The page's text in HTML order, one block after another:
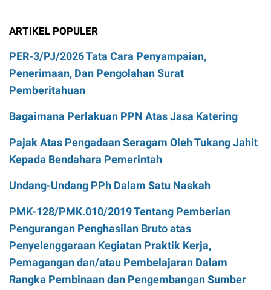
ARTIKEL POPULER
PER-3/PJ/2026 Tata Cara Penyampaian,
Penerimaan, Dan Pengolahan Surat
Pemberitahuan
Bagaimana Perlakuan PPN Atas Jasa Katering
Pajak Atas Pengadaan Seragam Oleh Tukang Jahit
Kepada Bendahara Pemerintah
Undang-Undang PPh Dalam Satu Naskah
PMK-128/PMK.010/2019 Tentang Pemberian
Pengurangan Penghasilan Bruto atas
Penyelenggaraan Kegiatan Praktik Kerja,
Pemagangan dan/atau Pembelajaran Dalam
Rangka Pembinaan dan Pengembangan Sumber